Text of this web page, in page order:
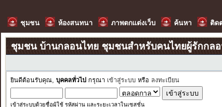
ชุมชน ห้องสนทนา ภาพตกแต่งเว็บ ค้นหา ติด
ชุมชน บ้านกลอนไทย ชุมชนสำหรับคนไทยผู้รักกล
ยินดีต้อนรับคุณ, บุคคลทั่วไป กรุณา เข้าสู่ระบบ หรือ ลงทะเบียน
เข้าสู่ระบบด้วยชื่อผู้ใช้ รหัสผ่าน และระยะเวลาในเซสชั่น